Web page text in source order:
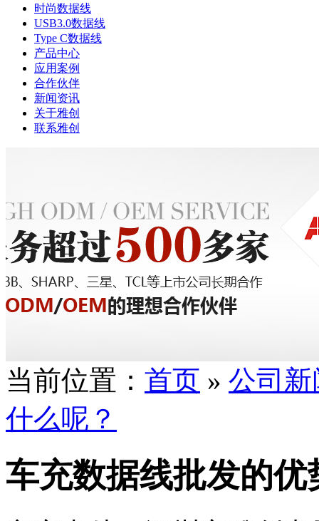
时尚数据线
USB3.0数据线
Type C数据线
产品中心
应用案例
合作伙伴
新闻资讯
关于雅创
联系雅创
当前位置： 首页 » 公司新
什么呢？
车充数据线批发的优